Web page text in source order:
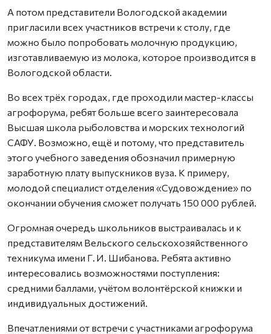
А потом представители Вологодской академии
пригласили всех участников встречи к столу, где
можно было попробовать молочную продукцию,
изготавливаемую из молока, которое производится в
Вологодской области.
Во всех трёх городах, где проходили мастер-классы
агрофорума, ребят больше всего заинтересовала
Высшая школа рыболовства и морских технологий
САФУ. Возможно, ещё и потому, что представитель
этого учебного заведения обозначил примерную
заработную плату выпускников вуза. К примеру,
молодой специалист отделения «Судовождение» по
окончании обучения сможет получать 150 000 рублей.
Огромная очередь школьников выстраивалась и к
представителям Вельского сельскохозяйственного
техникума имени Г. И. Шибанова. Ребята активно
интересовались возможностями поступления:
средними баллами, учётом волонтёрской книжки и
индивидуальных достижений.
Впечатлениями от встречи с участниками агрофорума